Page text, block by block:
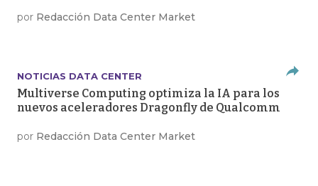
por Redacción Data Center Market
NOTICIAS DATA CENTER
Multiverse Computing optimiza la IA para los
nuevos aceleradores Dragonfly de Qualcomm
por Redacción Data Center Market